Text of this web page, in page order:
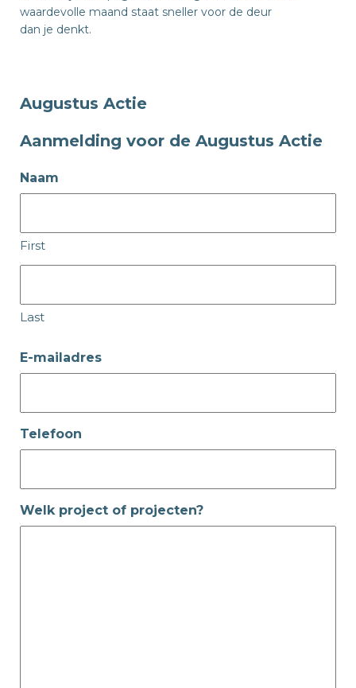
waardevolle maand staat sneller voor de deur
dan je denkt.
Augustus Actie
Aanmelding voor de Augustus Actie
Naam
First
Last
E-mailadres
Telefoon
Welk project of projecten?